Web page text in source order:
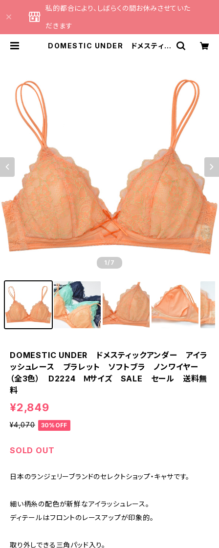
私的都合により、しばらくの間お休みさせていた
だきます
DOMESTIC UNDER ドメスティッ
1 /7
DOMESTIC UNDER ドメスティックアンダー アイラ
ッシュレース ブラレット ソフトブラ ノンワイヤー
（全3色） D2224 Ｍサイズ SALE セール 送料無
料
¥2,849
¥4,070 30%OFF
SOLD OUT
日本のランジェリーブランドのセレクトショップ・キャサです。
細い柄糸の配色が新鮮なアイラッシュレース。
ディテールはフロントのレースアップが印象的。
取り外しできる三角パッド入り。